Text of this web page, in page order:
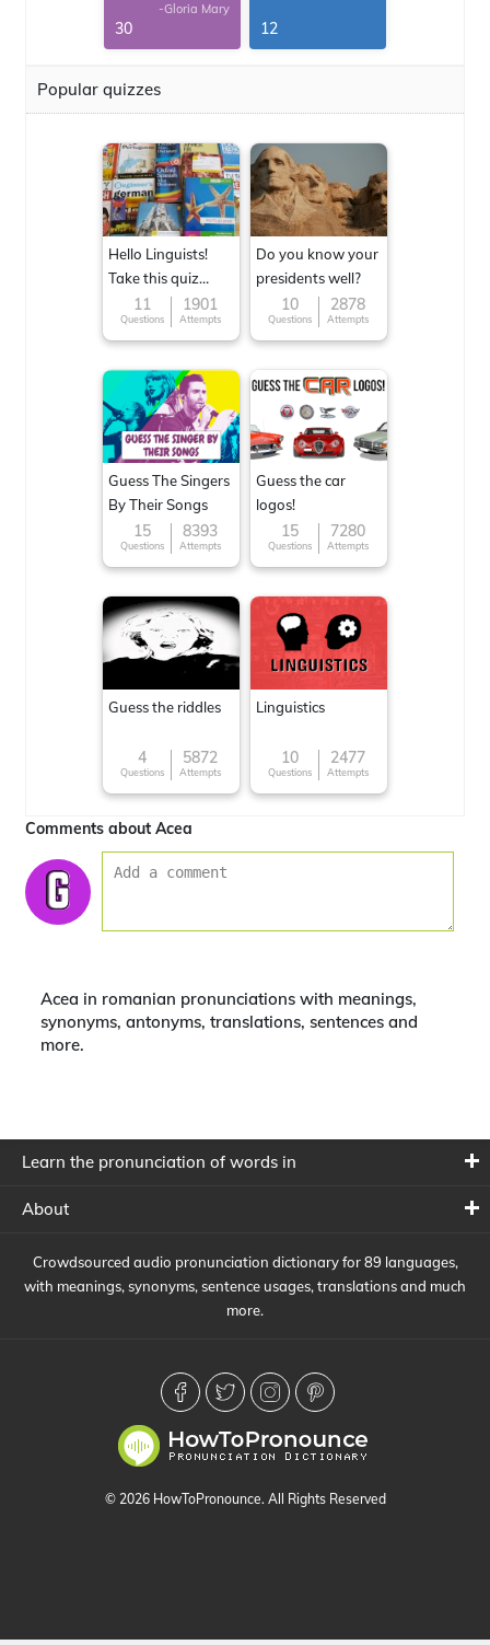
-Gloria Mary
30 12
Popular quizzes
Hello Linguists!
Take this quiz
now!11
Questions
1901
Attempts
Do you know your
presidents well?
10
Questions
2878
Attempts
Guess The Singers
By Their Songs
15
Questions
8393
Attempts
Guess the car
logos!
15
Questions
7280
Attempts
Guess the riddles
4
Questions
5872
Attempts
Linguistics
10
Questions
2477
Attempts
Comments about Acea
Acea in romanian pronunciations with meanings,
synonyms, antonyms, translations, sentences and
more.
Learn the pronunciation of words in
About
Crowdsourced audio pronunciation dictionary for 89 languages,
with meanings, synonyms, sentence usages, translations and much
more.
© 2026 HowToPronounce. All Rights Reserved